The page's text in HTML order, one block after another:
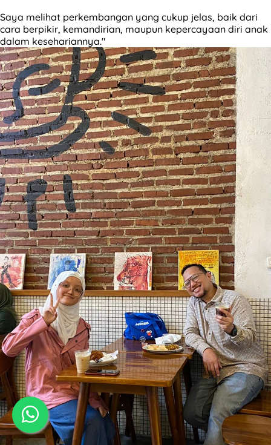
Saya melihat perkembangan yang cukup jelas, baik dari
cara berpikir, kemandirian, maupun kepercayaan diri anak
dalam kesehariannya."